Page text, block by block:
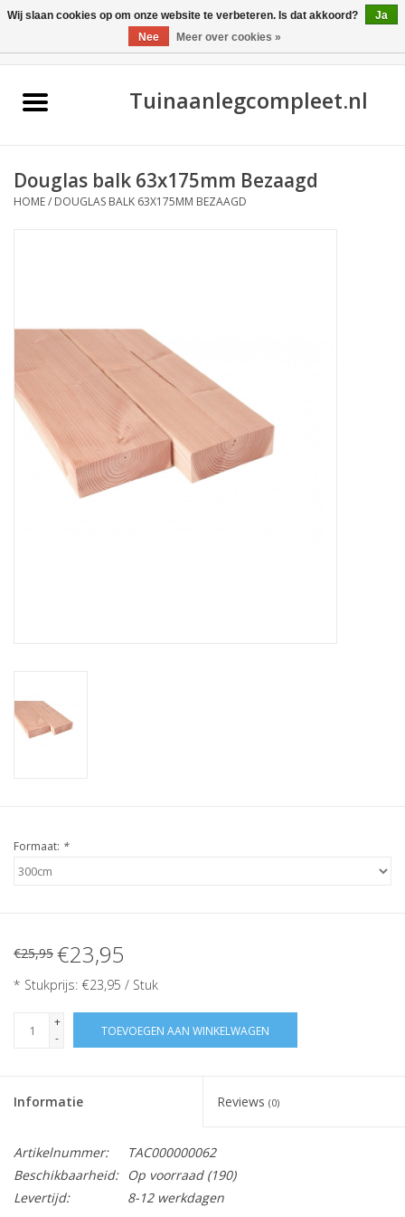
Tuinaanlegcompleet.nl
Douglas balk 63x175mm Bezaagd
HOME/ DOUGLAS BALK 63X175MM BEZAAGD
Formaat: *
€25,95 €23,95
* Stukprijs: €23,95 / Stuk
+
-
TOEVOEGEN AAN WINKELWAGEN
Informatie Reviews (0)
Artikelnummer:
TAC000000062
Beschikbaarheid:
Op voorraad(190)
Levertijd:
8-12 werkdagen
Wij slaan cookies op om onze website te verbeteren. Is dat akkoord?
Ja
Nee
Meer over cookies »